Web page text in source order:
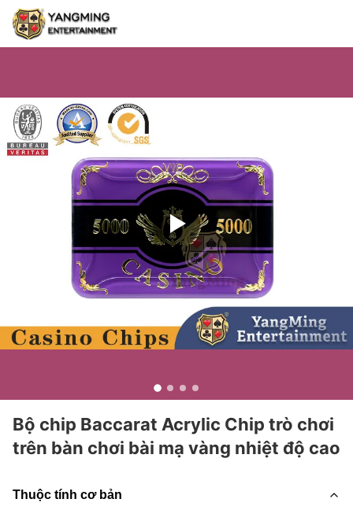
Bộ chip Baccarat Acrylic Chip trò chơi
trên bàn chơi bài mạ vàng nhiệt độ cao
Thuộc tính cơ bản